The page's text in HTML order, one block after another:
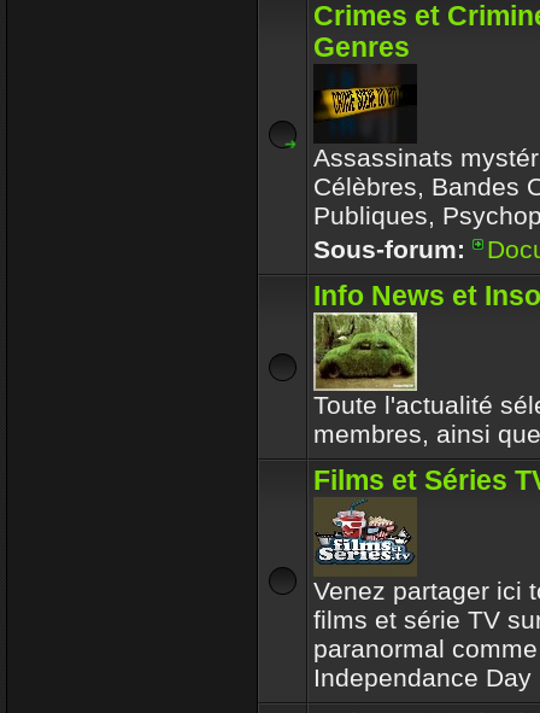
Crimes et
Genres
Assassinats
Célèbres, Bandes
Publiques,
Sous-forum:
Info News et
Toute l'actualité
membres, ainsi
Films et Séries
Venez partager ici
films et série TV
paranormal
Independance